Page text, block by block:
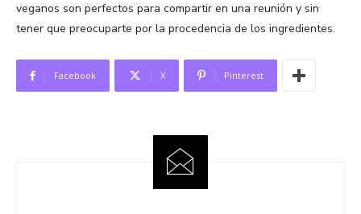
veganos son perfectos para compartir en una reunión y sin
tener que preocuparte por la procedencia de los ingredientes.
Facebook X Pinterest